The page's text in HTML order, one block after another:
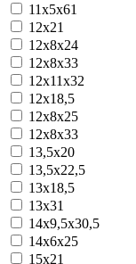
11х5х61
12x21
12x8x24
12x8x33
12х11х32
12х18,5
12х8х25
12х8х33
13,5х20
13,5х22,5
13х18,5
13х31
14x9,5x30,5
14х6х25
15x21